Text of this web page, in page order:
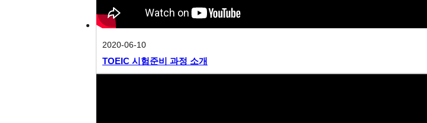
2020-06-10
TOEIC 시험준비 과정 소개